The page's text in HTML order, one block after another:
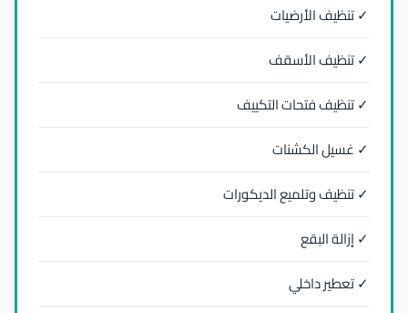
✓ تنظيف الأرضيات
✓ تنظيف الأسقف
✓ تنظيف فتحات التكييف
✓ غسيل الكشنات
✓ تنظيف وتلميع الديكورات
✓ إزالة البقع
✓ تعطير داخلي